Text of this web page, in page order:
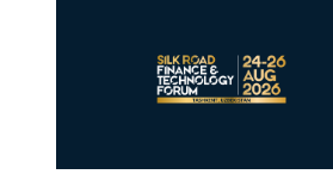
СТАРТАП
NACE.AI